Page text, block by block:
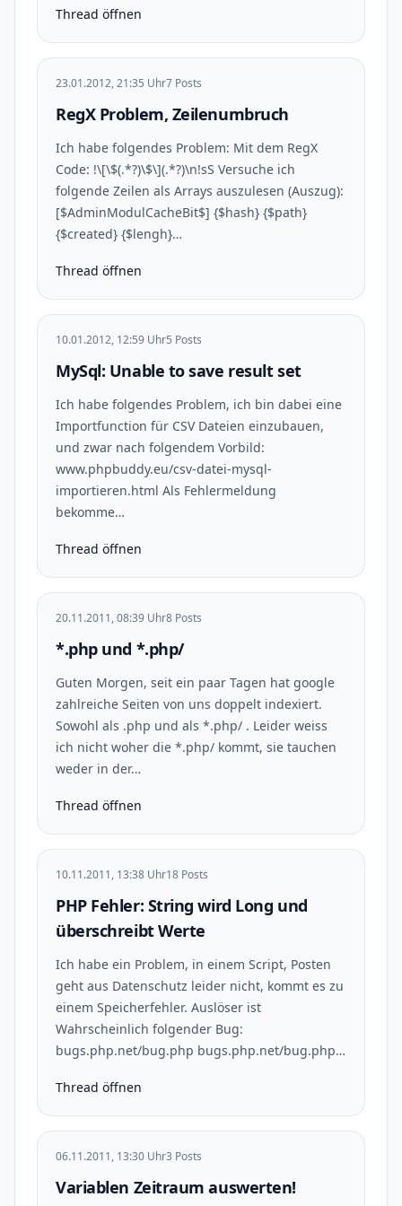
Thread öffnen
23.01.2012, 21:35 Uhr7 Posts
RegX Problem, Zeilenumbruch
Ich habe folgendes Problem: Mit dem RegX
Code: !\[\$(.*?)\$\](.*?)\n!sS Versuche ich
folgende Zeilen als Arrays auszulesen (Auszug):
[$AdminModulCacheBit$] {$hash} {$path}
{$created} {$lengh}…
Thread öffnen
10.01.2012, 12:59 Uhr5 Posts
MySql: Unable to save result set
Ich habe folgendes Problem, ich bin dabei eine
Importfunction für CSV Dateien einzubauen,
und zwar nach folgendem Vorbild:
www.phpbuddy.eu/csv-datei-mysql-
importieren.html Als Fehlermeldung
bekomme…
Thread öffnen
20.11.2011, 08:39 Uhr8 Posts
*.php und *.php/
Guten Morgen, seit ein paar Tagen hat google
zahlreiche Seiten von uns doppelt indexiert.
Sowohl als .php und als *.php/ . Leider weiss
ich nicht woher die *.php/ kommt, sie tauchen
weder in der…
Thread öffnen
10.11.2011, 13:38 Uhr18 Posts
PHP Fehler: String wird Long und
überschreibt Werte
Ich habe ein Problem, in einem Script, Posten
geht aus Datenschutz leider nicht, kommt es zu
einem Speicherfehler. Auslöser ist
Wahrscheinlich folgender Bug:
bugs.php.net/bug.php bugs.php.net/bug.php…
Thread öffnen
06.11.2011, 13:30 Uhr3 Posts
Variablen Zeitraum auswerten!